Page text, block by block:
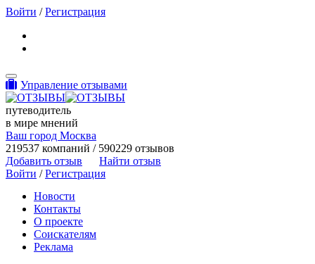
Войти /Регистрация
Toggle navigation
Управление отзывами
путеводитель
в мире мнений
Ваш город Москва
219537 компаний / 590229 отзывов
Добавить отзыв
Найти отзыв
Войти /Регистрация
Новости
Контакты
О проекте
Соискателям
Реклама